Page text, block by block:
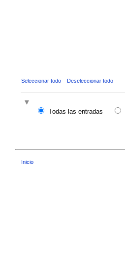
Seleccionar todo Deseleccionar todo
Todas las entradas
Inicio